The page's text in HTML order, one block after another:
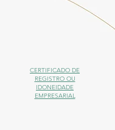
CERTIFICADO DE
REGISTRO OU
IDONEIDADE
EMPRESARIAL